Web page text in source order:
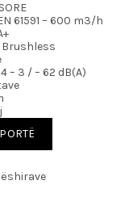
61591 – 600 m3/h
– 3 / – 62 dB(A)